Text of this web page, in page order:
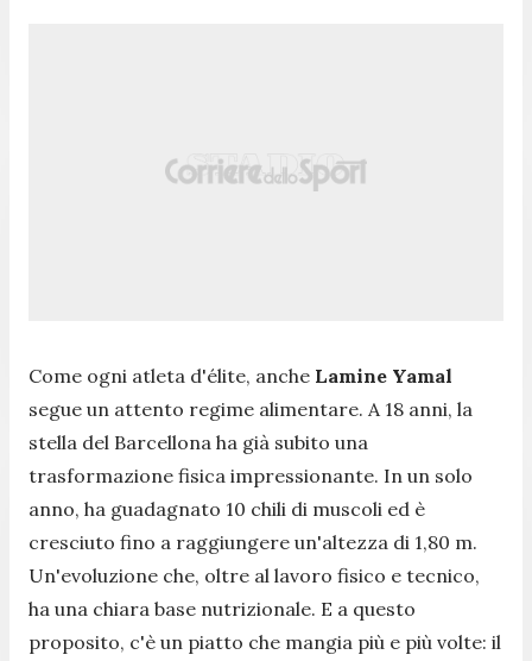
Come ogni atleta d'élite, anche Lamine Yamal
segue un attento regime alimentare. A 18 anni, la
stella del Barcellona ha già subito una
trasformazione fisica impressionante. In un solo
anno, ha guadagnato 10 chili di muscoli ed è
cresciuto fino a raggiungere un'altezza di 1,80 m.
Un'evoluzione che, oltre al lavoro fisico e tecnico,
ha una chiara base nutrizionale. E a questo
proposito, c'è un piatto che mangia più e più volte: il